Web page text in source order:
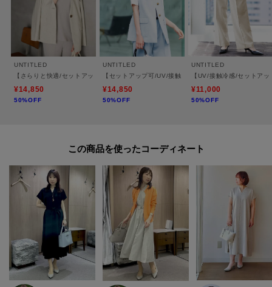
UNTITLED
【さらりと快適/セットアップ可/UV/接触冷感】スラブカラーレスジャケット
¥14,850
50%OFF
UNTITLED
【セットアップ可/UV/接触冷感】スラブキーネックジレ
¥14,850
50%OFF
UNTITLED
【UV/接触冷感/セットア
¥11,000
50%OFF
この商品を使った